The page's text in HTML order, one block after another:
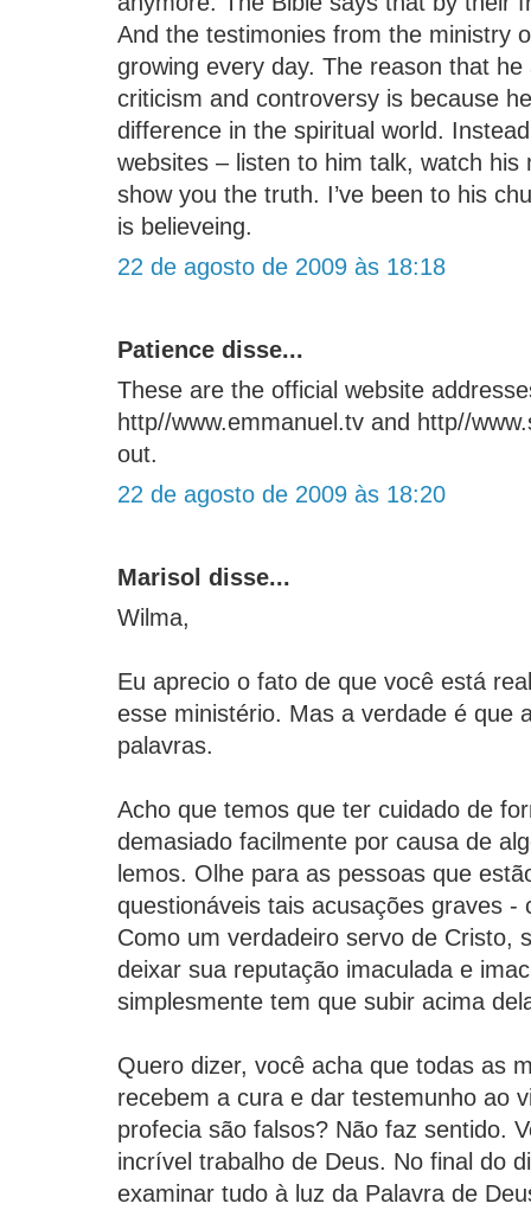
And the testimonies from the ministry
growing every day. The reason that
criticism and controversy is because
difference in the spiritual world.
websites – listen to him talk, watch his
show you the truth. I’ve been to his
is believeing.
22 de agosto de 2009 às 18:18
Patience disse...
These are the official website
http//www.emmanuel.tv and http//
out.
22 de agosto de 2009 às 18:20
Marisol disse...
Wilma,
Eu aprecio o fato de que você está
esse ministério. Mas a verdade é que
palavras.
Acho que temos que ter cuidado de
demasiado facilmente por causa de
lemos. Olhe para as pessoas que
questionáveis tais acusações graves -
Como um verdadeiro servo de Cristo,
deixar sua reputação imaculada e
simplesmente tem que subir acima
Quero dizer, você acha que todas as
recebem a cura e dar testemunho ao
profecia são falsos? Não faz sentido.
incrível trabalho de Deus. No final do
examinar tudo à luz da Palavra de